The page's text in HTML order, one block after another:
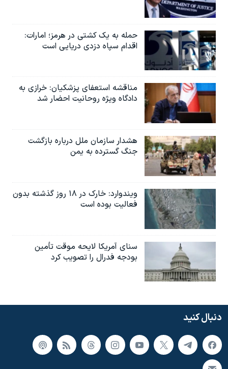
حمله به یک کشتی در هرمز؛ امارات:
اقدام سپاه دزدی دریایی است
مناقشه استعفای پزشکیان: خرازی به
دادگاه ویژه روحانیت احضار شد
هشدار سازمان ملل درباره بازگشت
جنگ گسترده به یمن
ویندوارد: خارک در ۱۸ روز گذشته بدون
فعالیت بوده است
سنای آمریکا لایحه موقت تأمین
بودجه فدرال را تصویب کرد
دنبال کنید